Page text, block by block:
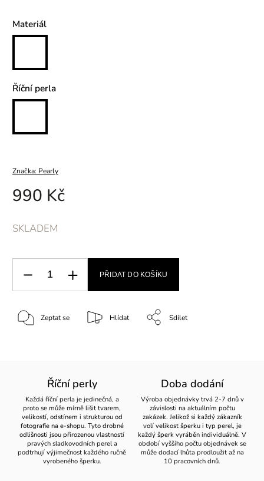
Materiál
Říční perla
Značka: Pearly
990 Kč
SKLADEM
PŘIDAT DO KOŠÍKU
Zeptat se Hlídat Sdílet
Říční perly
Každá říční perla je jedinečná, a
proto se může mírně lišit tvarem,
velikostí, odstínem i strukturou od
fotografie na e-shopu. Tyto drobné
odlišnosti jsou přirozenou vlastností
pravých sladkovodních perel a
podtrhují výjimečnost každého ručně
vyrobeného šperku.
Doba dodání
Výroba objednávky trvá 2-7 dnů v
závislosti na aktuálním počtu
zakázek. Jelikož si každý zákazník
volí velikost šperku i typ perel, je
každý šperk vyráběn individuálně. V
období vyššího počtu objednávek se
může dodací lhůta prodloužit až na
10 pracovních dnů.